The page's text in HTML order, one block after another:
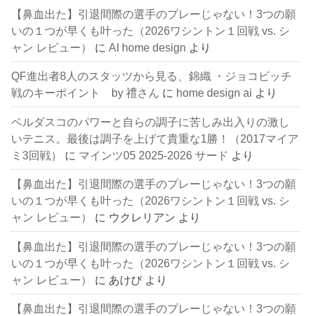
【鼻血出た】引退間際の選手のプレーじゃない！3つの願
いの１つが早くも叶った（2026ワシントン１回戦 vs. シ
ャン レビュー）
にAI home design より
QF進出者8人のスタッツから見る、錦織 ・ジョコビッチ
戦のキーポイント by 禮さん に home design ai より
ベルダスコのパワーと自らの調子に苦しみ出入りの激し
いテニス。最後は調子を上げて貴重な1勝！（2017マイア
ミ3回戦）
に マインツ05 2025-2026 サード より
【鼻血出た】引退間際の選手のプレーじゃない！3つの願
いの１つが早くも叶った（2026ワシントン１回戦 vs. シ
ャン レビュー）
に ウクレリアン より
【鼻血出た】引退間際の選手のプレーじゃない！3つの願
いの１つが早くも叶った（2026ワシントン１回戦 vs. シ
ャン レビュー）
に あけび より
【鼻血出た】引退間際の選手のプレーじゃない！3つの願